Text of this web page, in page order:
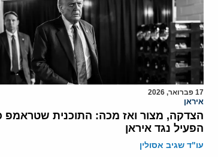
17 פברואר, 2026
איראן
הצדקה, מצור ואז מכה: התוכנית שטראמפ
הפעיל נגד איראן
עו"ד שגיב אסולין